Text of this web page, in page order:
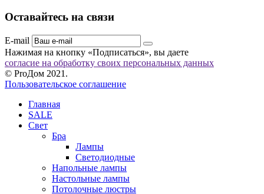
Оставайтесь на связи
E-mail
Нажимая на кнопку «Подписаться», вы даете
согласие на обработку своих персональных данных
© ProДом 2021.
Пользовательское соглашение
Главная
SALE
Свет
Бра
Лампы
Светодиодные
Напольные лампы
Настольные лампы
Потолочные люстры